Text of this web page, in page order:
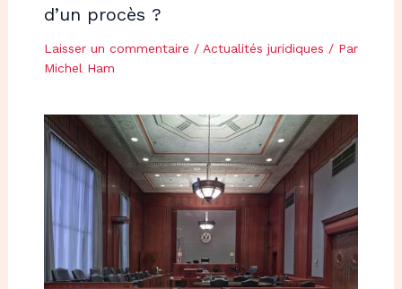
d’un procès ?
Laisser un commentaire / Actualités juridiques / Par
Michel Ham